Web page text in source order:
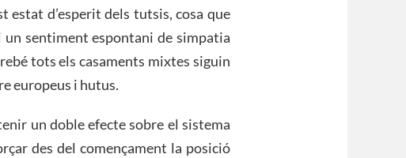
estat d’esperit dels tutsis, cosa que
sentiment espontani de simpatia
tots els casaments mixtes siguin
europeus i hutus.
un doble efecte sobre el sistema
des del començament la posició